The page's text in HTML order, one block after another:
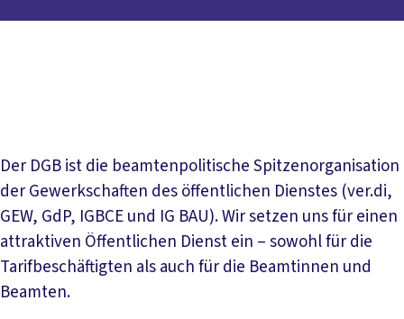
Der DGB ist die beamtenpolitische Spitzenorganisation
der Gewerkschaften des öffentlichen Dienstes (ver.di,
GEW, GdP, IGBCE und IG BAU). Wir setzen uns für einen
attraktiven Öffentlichen Dienst ein – sowohl für die
Tarifbeschäftigten als auch für die Beamtinnen und
Beamten.